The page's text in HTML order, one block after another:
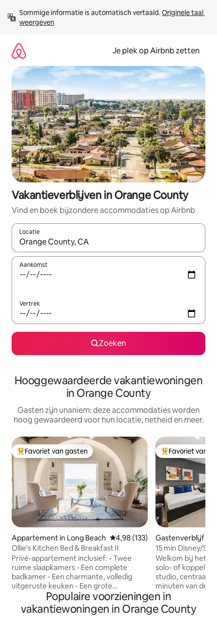
direct
naar
Sommige informatie is automatisch vertaald. Originele taal
weergeven
Je plek op Airbnb zetten
Vakantieverblijven in Orange County
Vind en boek bijzondere accommodaties op Airbnb
Locatie
Wanneer er resultaten beschikbaar zijn, maak je een keuze
Aankomst
Vertrek
Zoeken
Hooggewaardeerde vakantiewoningen
in Orange County
Gasten zijn unaniem: deze accommodaties worden
hoog gewaardeerd voor hun locatie, netheid en meer.
Topfavoriet van gasten
Favoriet van gasten
Appartement in Long Beach Gemiddelde beoordeling van
4,98 (133)
Ollie's Kitchen Bed & Breakfast II
Privé-appartement inclusief: - Twee
ruime slaapkamers - Een complete
badkamer - Een charmante, volledig
uitgeruste keuken - Een grote
woonkamer met een queensize
uitschuifbaar bed voor extra gasten -
Koffie (French press en druppel), thee
Topfavoriet van
Favoriet van
Gastenverblijf in
15 min Disney/
veilig studio-
Welkom bij het
solo- of
studio, centraal
minuten van de
toeristische
County! *CENTRAAL GELEGEN* + Miles
Square Park (2
Populaire voorzieningen in
vakantiewoningen in Orange County